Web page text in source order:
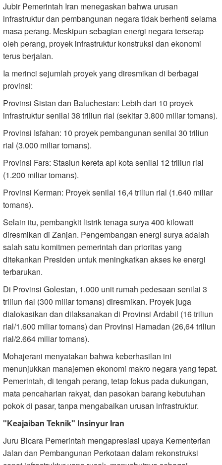
Jubir Pemerintah Iran menegaskan bahwa urusan
infrastruktur dan pembangunan negara tidak berhenti selama
masa perang. Meskipun sebagian energi negara terserap
oleh perang, proyek infrastruktur konstruksi dan ekonomi
terus berjalan.
Ia merinci sejumlah proyek yang diresmikan di berbagai
provinsi:
Provinsi Sistan dan Baluchestan: Lebih dari 10 proyek
infrastruktur senilai 38 triliun rial (sekitar 3.800 miliar tomans).
Provinsi Isfahan: 10 proyek pembangunan senilai 30 triliun
rial (3.000 miliar tomans).
Provinsi Fars: Stasiun kereta api kota senilai 12 triliun rial
(1.200 miliar tomans).
Provinsi Kerman: Proyek senilai 16,4 triliun rial (1.640 miliar
tomans).
Selain itu, pembangkit listrik tenaga surya 400 kilowatt
diresmikan di Zanjan. Pengembangan energi surya adalah
salah satu komitmen pemerintah dan prioritas yang
ditekankan Presiden untuk meningkatkan akses ke energi
terbarukan.
Di Provinsi Golestan, 1.000 unit rumah pedesaan senilai 3
triliun rial (300 miliar tomans) diresmikan. Proyek juga
dialokasikan dan dilaksanakan di Provinsi Ardabil (16 triliun
rial/1.600 miliar tomans) dan Provinsi Hamadan (26,64 triliun
rial/2.664 miliar tomans).
Mohajerani menyatakan bahwa keberhasilan ini
menunjukkan manajemen ekonomi makro negara yang tepat.
Pemerintah, di tengah perang, tetap fokus pada dukungan,
mata pencaharian rakyat, dan pasokan barang kebutuhan
pokok di pasar, tanpa mengabaikan urusan infrastruktur.
"Keajaiban Teknik" Insinyur Iran
Juru Bicara Pemerintah mengapresiasi upaya Kementerian
Jalan dan Pembangunan Perkotaan dalam rekonstruksi